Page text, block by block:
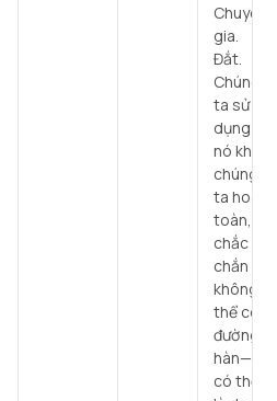
Chuyên
gia.
Đắt.
Chúng
ta sử
dụng
nó khi
chúng
ta hoàn
toàn,
chắc
chắn là
không
thể có
đường
hàn—
có thể